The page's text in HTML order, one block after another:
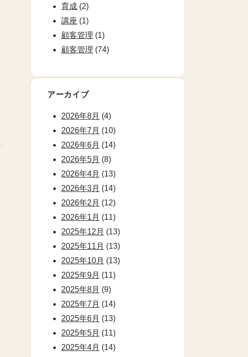
育成 (2)
講座 (1)
顧客管理 (1)
顧客管理 (74)
アーカイブ
2026年8月 (4)
2026年7月 (10)
2026年6月 (14)
2026年5月 (8)
2026年4月 (13)
2026年3月 (14)
2026年2月 (12)
2026年1月 (11)
2025年12月 (13)
2025年11月 (13)
2025年10月 (13)
2025年9月 (11)
2025年8月 (9)
2025年7月 (14)
2025年6月 (13)
2025年5月 (11)
2025年4月 (14)